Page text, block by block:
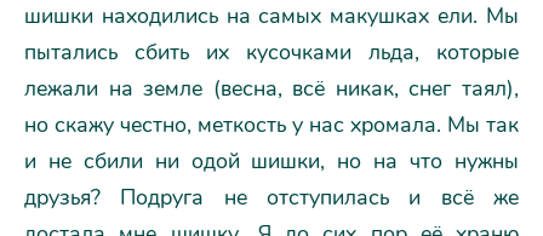
шишки находились на самых макушках ели. Мы
пытались сбить их кусочками льда, которые
лежали на земле (весна, всё никак, снег таял),
но скажу честно, меткость у нас хромала. Мы так
и не сбили ни одой шишки, но на что нужны
друзья? Подруга не отступилась и всё же